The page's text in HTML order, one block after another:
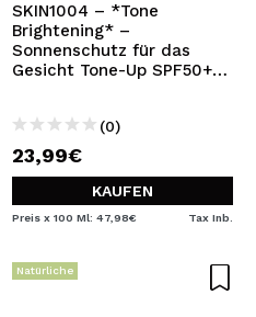
SKIN1004 – *Tone
Brightening* –
Sonnenschutz für das
Gesicht Tone-Up SPF50+
(0)
23,99€
KAUFEN
Preis x 100 Ml: 47,98€ Tax Inb.
Natürliche